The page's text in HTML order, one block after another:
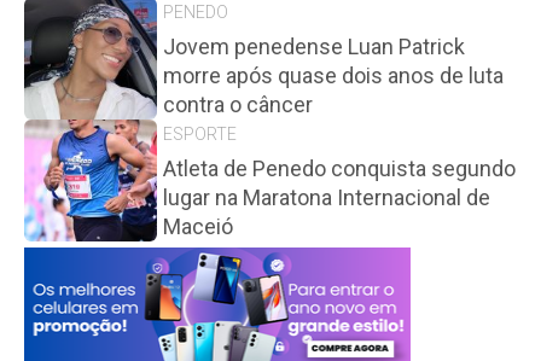
PENEDO
Jovem penedense Luan Patrick
morre após quase dois anos de luta
contra o câncer
ESPORTE
Atleta de Penedo conquista segundo
lugar na Maratona Internacional de
Maceió